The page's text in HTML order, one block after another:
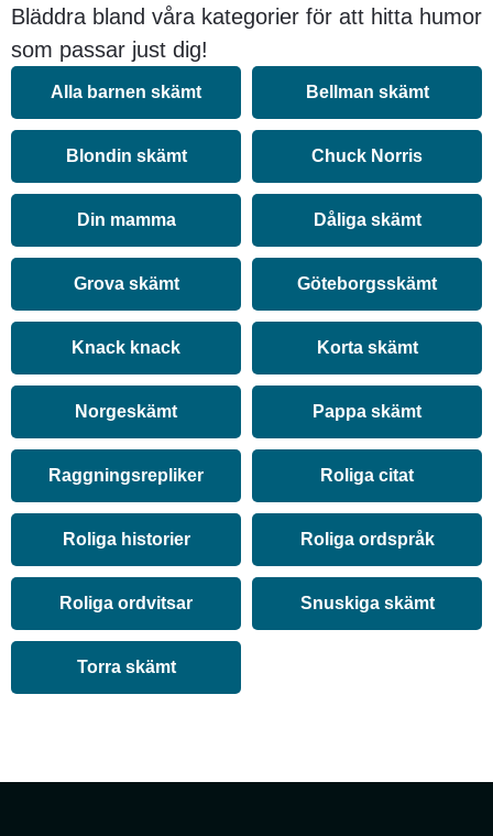
Bläddra bland våra kategorier för att hitta humor
som passar just dig!
Alla barnen skämt Bellman skämt
Blondin skämt Chuck Norris
Din mamma Dåliga skämt
Grova skämt Göteborgsskämt
Knack knack Korta skämt
Norgeskämt Pappa skämt
Raggningsrepliker Roliga citat
Roliga historier Roliga ordspråk
Roliga ordvitsar Snuskiga skämt
Torra skämt